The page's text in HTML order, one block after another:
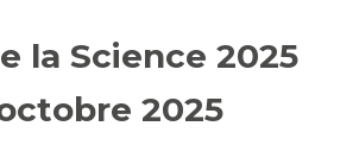
la Science 2025
2025